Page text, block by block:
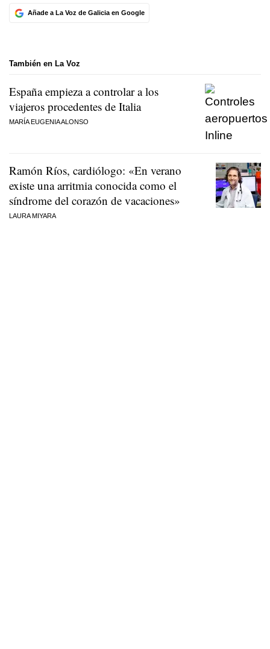
Añade a La Voz de Galicia en Google
También en La Voz
España empieza a controlar a los
viajeros procedentes de Italia
MARÍA EUGENIA ALONSO
Ramón Ríos, cardiólogo: «En verano
existe una arritmia conocida como el
síndrome del corazón de vacaciones»
LAURA MIYARA